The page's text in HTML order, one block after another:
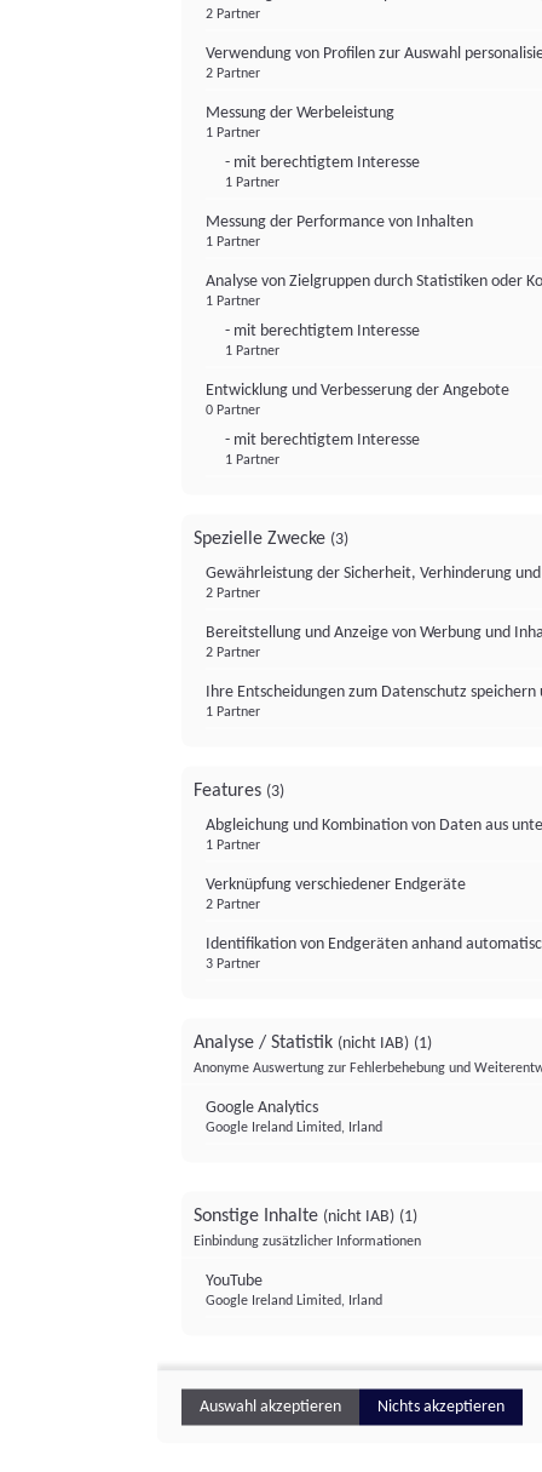
2 Partner
Verwendung von Profilen zur Auswahl
2 Partner
Messung der Werbeleistung
1 Partner
- mit berechtigtem Interesse
1 Partner
Messung der Performance von Inhalten
1 Partner
Analyse von Zielgruppen durch Statistiken oder
1 Partner
- mit berechtigtem Interesse
1 Partner
Entwicklung und Verbesserung der Angebote
0 Partner
- mit berechtigtem Interesse
1 Partner
Spezielle Zwecke (3)
Gewährleistung der Sicherheit, Verhinderung
2 Partner
Bereitstellung und Anzeige von Werbung und
2 Partner
Ihre Entscheidungen zum Datenschutz
1 Partner
Features (3)
Abgleichung und Kombination von Daten aus
1 Partner
Verknüpfung verschiedener Endgeräte
2 Partner
Identifikation von Endgeräten anhand
3 Partner
Analyse / Statistik (nicht IAB) (1)
Anonyme Auswertung zur Fehlerbehebung und
Google Analytics
Google Ireland Limited, Irland
Sonstige Inhalte (nicht IAB) (1)
Einbindung zusätzlicher Informationen
YouTube
Google Ireland Limited, Irland
Auswahl akzeptieren Nichts akzeptieren